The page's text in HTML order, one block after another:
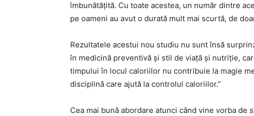
îmbunătățită. Cu toate acestea, un număr dintre
pe oameni au avut o durată mult mai scurtă, de
Rezultatele acestui nou studiu nu sunt însă
în medicină preventivă și stil de viață și nutriție,
timpului în locul caloriilor nu contribuie la magie
disciplină care ajută la controlul caloriilor.”
Cea mai bună abordare atunci când vine vorba de